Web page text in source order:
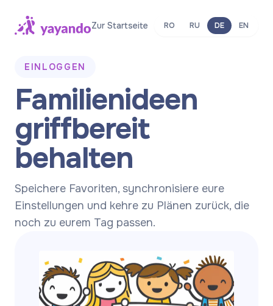
Zur Startseite RO RU DE EN
EINLOGGEN
Familienideen
griffbereit
behalten
Speichere Favoriten, synchronisiere eure
Einstellungen und kehre zu Plänen zurück, die
noch zu eurem Tag passen.